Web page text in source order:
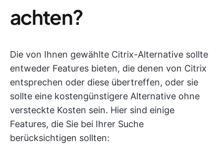
achten?
Die von Ihnen gewählte Citrix-Alternative sollte
entweder Features bieten, die denen von Citrix
entsprechen oder diese übertreffen, oder sie
sollte eine kostengünstigere Alternative ohne
versteckte Kosten sein. Hier sind einige
Features, die Sie bei Ihrer Suche
berücksichtigen sollten: